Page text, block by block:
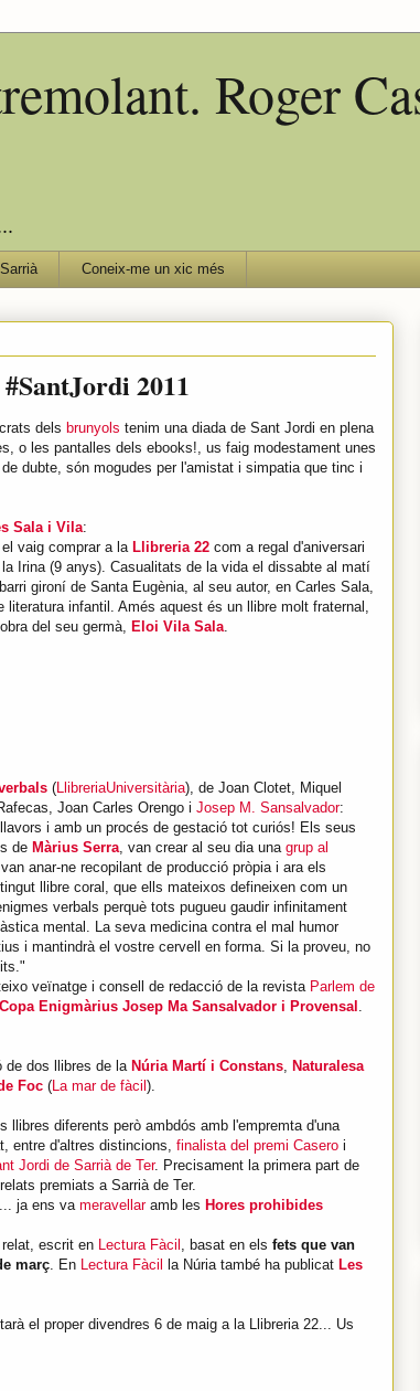
Roger
Coneix-me un xic més
2011
dels brunyols tenim una diada de Sant Jordi en plena
o les pantalles dels ebooks!, us faig modestament unes
dubte, són mogudes per l'amistat i simpatia que tinc i
Sala i Vila:
vaig comprar a la Llibreria 22 com a regal d'aniversari
Irina (9 anys). Casualitats de la vida el dissabte al matí
gironí de Santa Eugènia, al seu autor, en Carles Sala,
infantil. Amés aquest és un llibre molt fraternal,
del seu germà, Eloi Vila Sala
(LlibreriaUniversitària), de Joan Clotet, Miquel
Joan Carles Orengo i Josep M. Sansalvador:
i amb un procés de gestació tot curiós! Els seus
de Màrius Serra , van crear al seu dia una grup al
anar-ne recopilant de producció pròpia i ara els
llibre coral, que ells mateixos defineixen com un
verbals perquè tots pugueu gaudir infinitament
mental. La seva medicina contra el mal humor
i mantindrà el vostre cervell en forma. Si la proveu, no
veïnatge i consell de redacció de la revista Parlem de
Enigmàrius Josep Ma Sansalvador i Provensal
de dos llibres de la Núria Martí i Constans Naturalesa
Foc (La mar de fàcil).
llibres diferents però ambdós amb l'empremta d'una
entre d'altres distincions, finalista del premi Casero i
Jordi de Sarrià de Ter. Precisament la primera part de
premiats a Sarrià de Ter.
ja ens va meravellaramb les Hores prohibides
relat, escrit en Lectura Fàcil , basat en els fets que van
març . En Lectura Fàcil la Núria també ha publicat Les
el proper divendres 6 de maig a la Llibreria 22... Us